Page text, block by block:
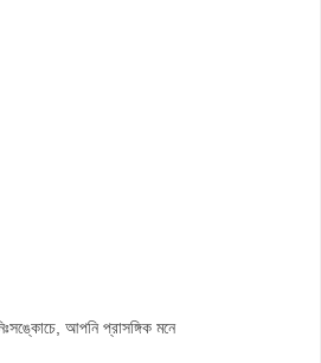
আপনি প্রাসঙ্গিক মনে